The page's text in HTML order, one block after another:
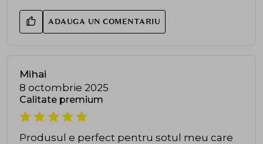
ADAUGA UN COMENTARIU
Mihai
8 octombrie 2025
Calitate premium
Produsul e perfect pentru sotul meu care